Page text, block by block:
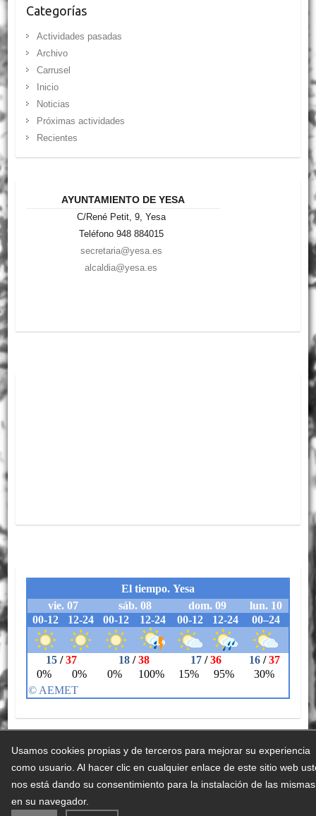
Usamos cookies propias y de terceros para mejorar su experiencia
como usuario. Al hacer clic en cualquier enlace de este sitio web
nos está dando su consentimiento para la instalación de las mismas
en su navegador.
Categorías
Actividades pasadas
Archivo
Carrusel
Inicio
Noticias
Próximas actividades
Recientes
AYUNTAMIENTO DE YESA
C/René Petit, 9, Yesa
Teléfono 948 884015
secretaria@yesa.es
alcaldia@yesa.es
Aviso legal Accesibilidad Política de cookies
Política de Privacidad
Tratamiento de datos
Plan de denuncias antifraude